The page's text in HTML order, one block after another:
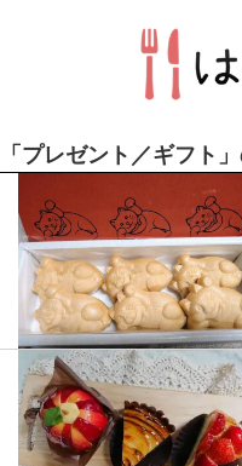
「プレゼント／ギフト